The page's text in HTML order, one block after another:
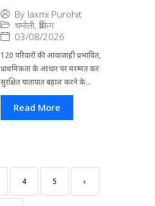
By laxmi Purohit
चमोली, ब्रेकिंग
03/08/2026
120 परिवारों की आवाजाही प्रभावित,
प्राथमिकता के आधार पर मरम्मत कर
सुरक्षित यातायात बहाल करने के...
Read More
4 5 ›